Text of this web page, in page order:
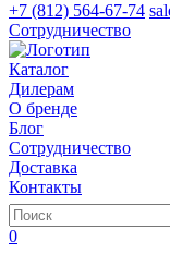
+7 (812) 564-67-74
Сотрудничество
Каталог
Дилерам
О бренде
Блог
Сотрудничество
Доставка
Контакты
0